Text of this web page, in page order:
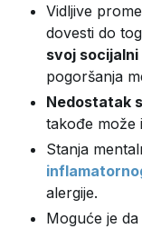
Vidljive
dovesti do
svoj
pogoršanja
Nedostatak
takođe može
Stanja
alergije.
Moguće je